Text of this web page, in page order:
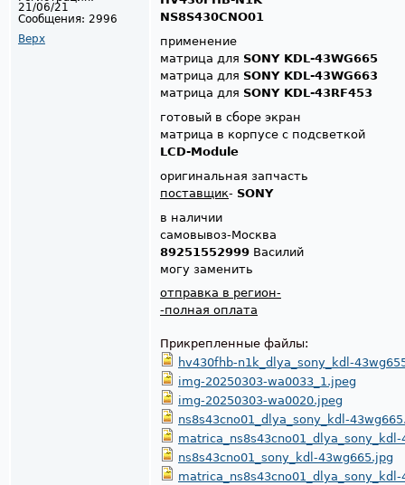
21/06/21
Сообщения: 2996
Верх
NS8S430CNO01
применение
матрица для SONY KDL-43WG665
матрица для SONY KDL-43WG663
матрица для SONY KDL-43RF453
готовый в сборе экран
матрица в корпусе с подсветкой
LCD-Module
оригинальная запчасть
поставщик- SONY
в наличии
самовывоз-Москва
89251552999 Василий
могу заменить
отправка в регион-
-полная оплата
Прикрепленные файлы:
hv430fhb-n1k_dlya_sony_kdl-
img-20250303-wa0033_1.jpeg
img-20250303-wa0020.jpeg
ns8s43cno01_dlya_sony_kdl-
ns8s43cno01_sony_kdl-43wg665.jpg